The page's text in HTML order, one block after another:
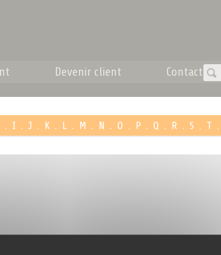
Devenir client Contact
. I . J . K . L . M . N . O . P . Q . R . S . T .